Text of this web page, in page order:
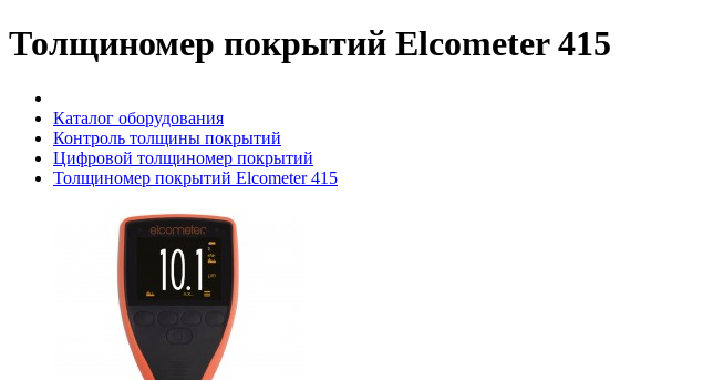
Толщиномер покрытий Elcometer 415
Каталог оборудования
Контроль толщины покрытий
Цифровой толщиномер покрытий
Толщиномер покрытий Elcometer 415